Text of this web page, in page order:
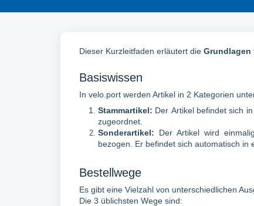
Dieser Kurzleitfaden erläutert die Grundlagen
Basiswissen
In velo.port werden Artikel in 2 Kategorien
Stammartikel: Der Artikel befindet sich
zugeordnet.
Sonderartikel: Der Artikel wird
bezogen. Er befindet sich automatisch in
Bestellwege
Es gibt eine Vielzahl von unterschiedlichen
Die 3 üblichsten Wege sind: